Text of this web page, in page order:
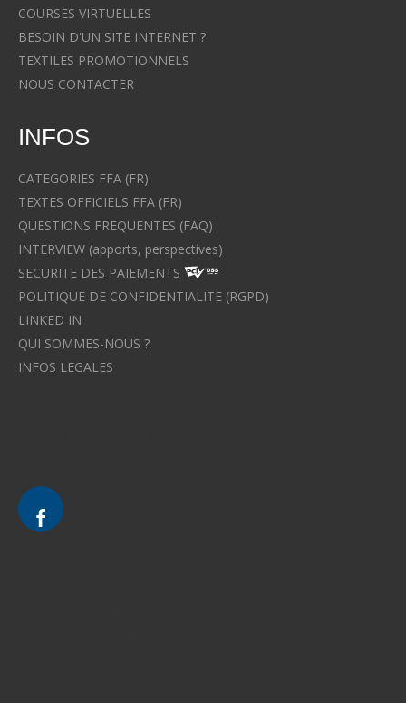
COURSES VIRTUELLES
BESOIN D'UN SITE INTERNET ?
TEXTILES PROMOTIONNELS
NOUS CONTACTER
INFOS
CATEGORIES FFA (FR)
TEXTES OFFICIELS FFA (FR)
QUESTIONS FREQUENTES (FAQ)
INTERVIEW (apports, perspectives)
SECURITE DES PAIEMENTS
POLITIQUE DE CONFIDENTIALITE (RGPD)
LINKED IN
QUI SOMMES-NOUS ?
INFOS LEGALES